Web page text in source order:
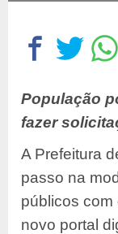
População
fazer
A Prefeitura
passo na
públicos com
novo portal